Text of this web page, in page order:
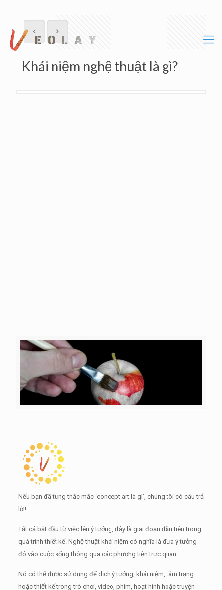
Khái niệm nghệ thuật là gì?
Nếu bạn đã từng thắc mắc ‘concept art là gì’, chúng tôi có câu trả
lời!
Tất cả bắt đầu từ việc lên ý tưởng, đây là giai đoạn đầu tiên trong
quá trình thiết kế. Nghệ thuật khái niệm có nghĩa là đưa ý tưởng
đó vào cuộc sống thông qua các phương tiện trực quan.
Nó có thể được sử dụng để dịch ý tưởng, khái niệm, tâm trạng
hoặc thiết kế trong trò chơi, video, phim, hoạt hình hoặc truyện